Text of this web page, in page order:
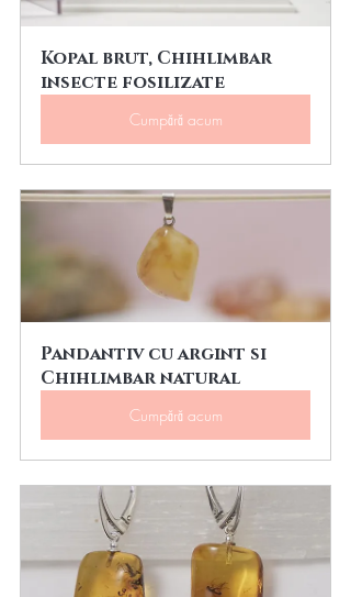
Kopal brut, Chihlimbar
insecte fosilizate
Cumpără acum
Pandantiv cu argint si
Chihlimbar natural
Cumpără acum